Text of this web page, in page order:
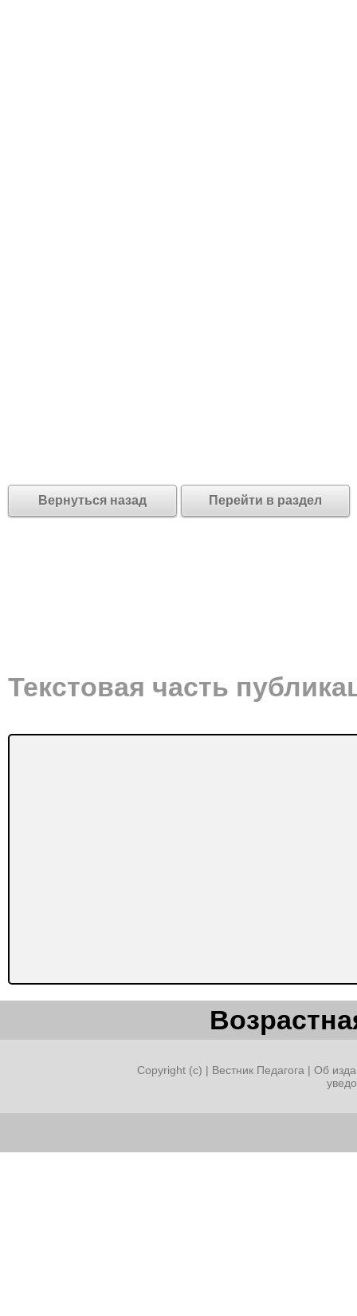
Вернуться назад Перейти в раздел
Текстовая часть
Copyright (c) | Вестник Педагога | Об